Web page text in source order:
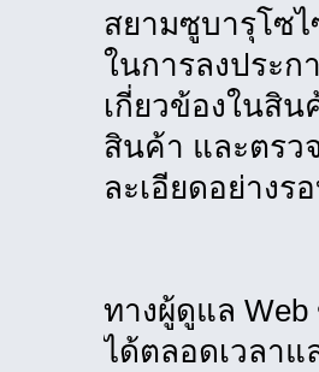
สยามซูบารุโซไ
ในการลงประ
เกี่ยวข้องในสิ
สินค้า และตรว
ละเอียดอย่าง
ทางผู้ดูแล
ได้ตลอดเวลา